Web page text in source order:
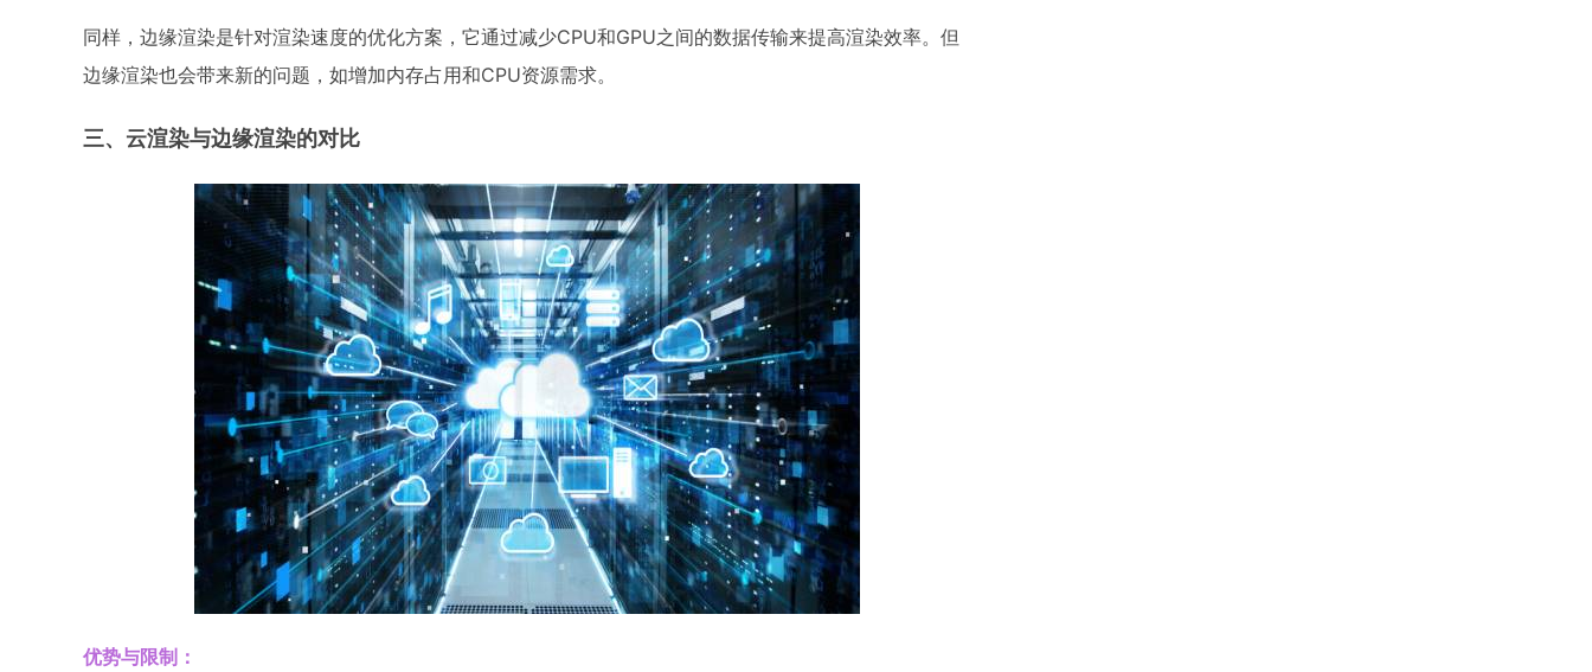
同样，边缘渲染是针对渲染速度的优化方案，它通过减少CPU和GPU之间的数据传输来提高渲染效率。但
边缘渲染也会带来新的问题，如增加内存占用和CPU资源需求。
三、云渲染与边缘渲染的对比
优势与限制：